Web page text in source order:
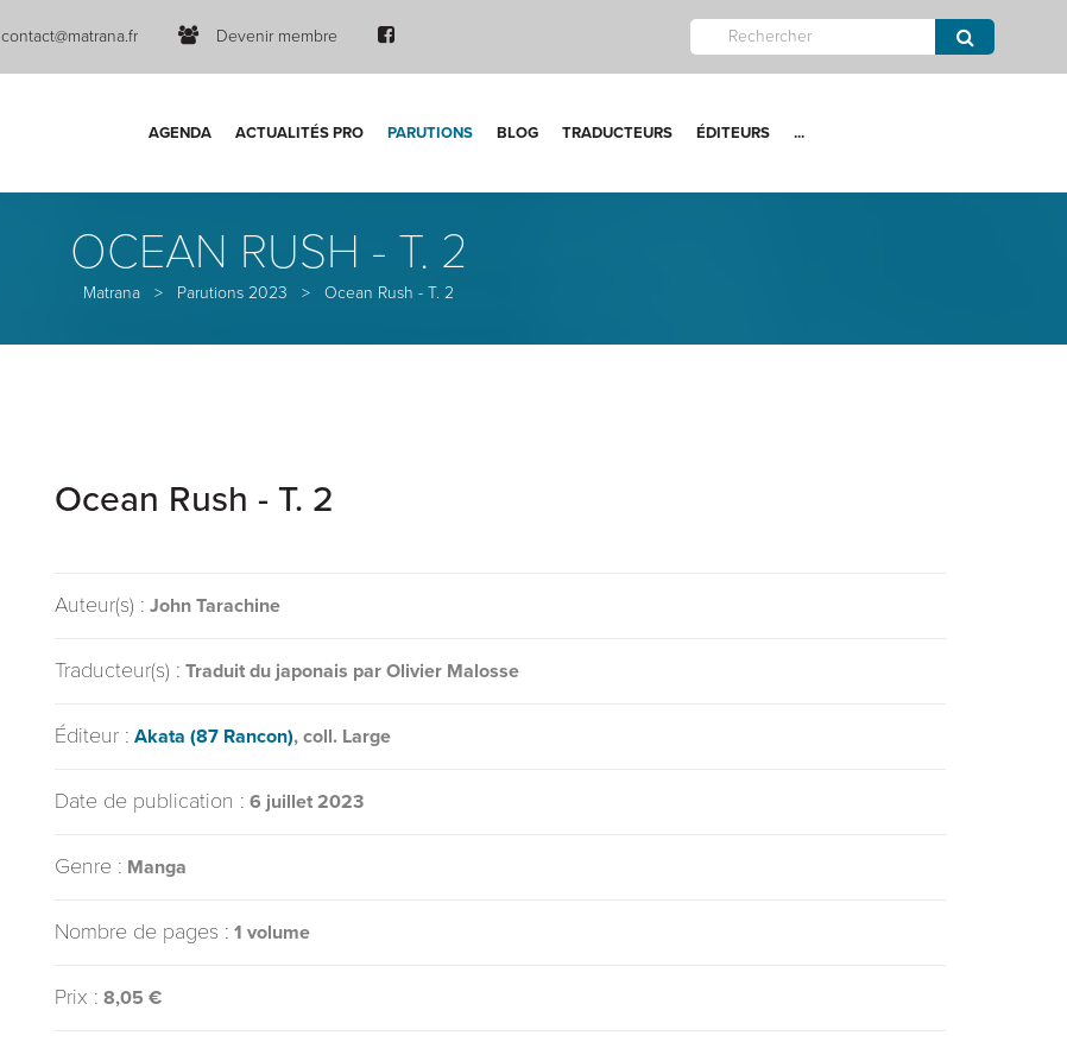
contact@matrana.fr Devenir membre
AGENDA ACTUALITÉS PRO PARUTIONS BLOG TRADUCTEURS ÉDITEURS ...
OCEAN RUSH - T. 2
Matrana > Parutions 2023 > Ocean Rush - T. 2
Ocean Rush - T. 2
Auteur(s) : John Tarachine
Traducteur(s) : Traduit du japonais par Olivier Malosse
Éditeur : Akata (87 Rancon), coll. Large
Date de publication : 6 juillet 2023
Genre : Manga
Nombre de pages : 1 volume
Prix : 8,05 €